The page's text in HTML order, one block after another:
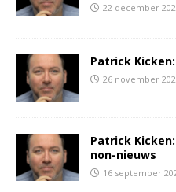
22 december
Patrick
26 november
Patrick
non-nieuws
16 september